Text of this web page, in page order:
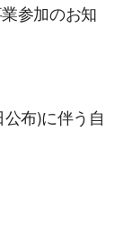
参加のお知
布)に伴う自